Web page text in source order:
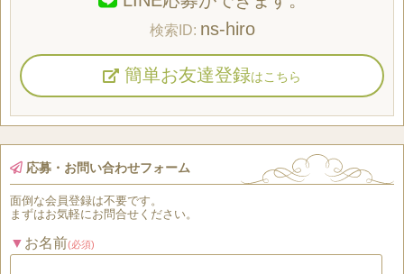
ns-hiro
簡単お友達登録はこちら
応募・お問い合わせフォーム
面倒な会員登録は不要です。
まずはお気軽にお問合せください。
お名前(必須)